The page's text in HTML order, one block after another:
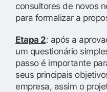
consultores de novos
para formalizar a
Etapa 2: após a
um questionário
passo é importante
seus principais
empresa, assim o